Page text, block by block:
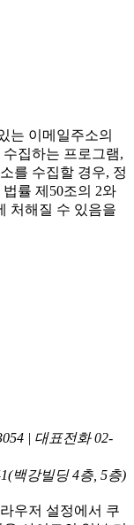
는 이메일주소의
집하는 프로그램,
를 수집할 경우, 정
법률 제50조의 2와
처해질 수 있음을
| 대표전화02-
백강빌딩 4층, 5층)
우저 설정에서 쿠